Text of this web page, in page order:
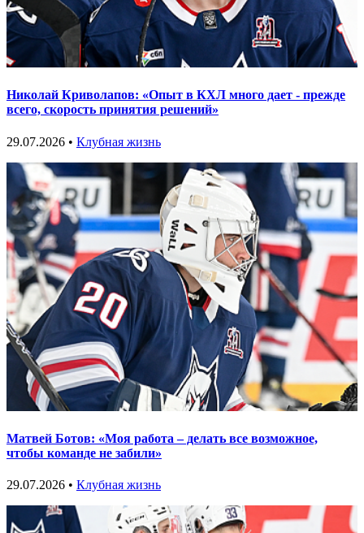
Николай Криволапов: «Опыт в КХЛ много дает - прежде
всего, скорость принятия решений»
29.07.2026 • Клубная жизнь
Матвей Ботов: «Моя работа – делать все возможное,
чтобы команде не забили»
29.07.2026 • Клубная жизнь